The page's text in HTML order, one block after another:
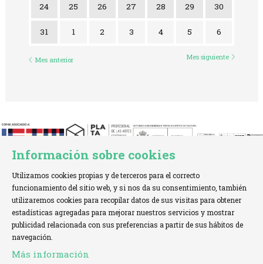
24 25 26 27 28 29 30
31 1 2 3 4 5 6
Mes anterior Mes siguiente
TELÉFONO:+34 621 00 65 08 | info@cofae.net
Sitemap | Aviso Legal
Declaración de accesibilidad
Información sobre cookies
Utilizamos cookies propias y de terceros para el correcto
funcionamiento del sitio web, y si nos da su consentimiento, también
utilizaremos cookies para recopilar datos de sus visitas para obtener
estadísticas agregadas para mejorar nuestros servicios y mostrar
publicidad relacionada con sus preferencias a partir de sus hábitos de
navegación.
Más información